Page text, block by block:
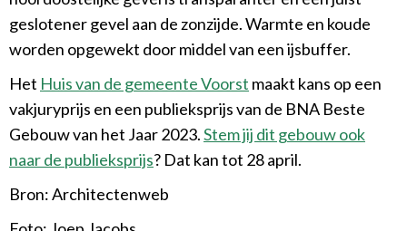
geslotener gevel aan de zonzijde. Warmte en koude
worden opgewekt door middel van een ijsbuffer.
Het Huis van de gemeente Voorst maakt kans op een
vakjuryprijs en een publieksprijs van de BNA Beste
Gebouw van het Jaar 2023.Stem jij dit gebouw ook
naar de publieksprijs? Dat kan tot 28 april.
Bron: Architectenweb